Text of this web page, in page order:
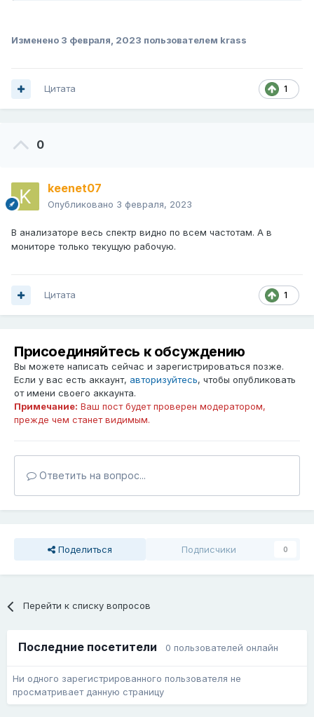
Изменено 3 февраля, 2023 пользователем krass
1
Цитата
0
keenet07
Опубликовано 3 февраля, 2023
В анализаторе весь спектр видно по всем частотам. А в
мониторе только текущую рабочую.
1
Цитата
Присоединяйтесь к обсуждению
Вы можете написать сейчас и зарегистрироваться позже.
Если у вас есть аккаунт, авторизуйтесь, чтобы опубликовать
от имени своего аккаунта.
Примечание: Ваш пост будет проверен модератором,
прежде чем станет видимым.
Ответить на вопрос...
Поделиться Подписчики 0
Перейти к списку вопросов
Последние посетители 0 пользователей онлайн
Ни одного зарегистрированного пользователя не
просматривает данную страницу